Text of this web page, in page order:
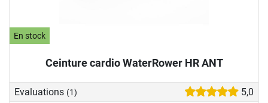
En stock
Ceinture cardio WaterRower HR ANT
Evaluations (1) 5,0